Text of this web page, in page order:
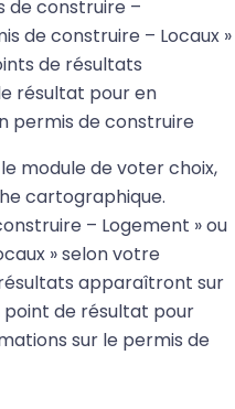
de construire –
de construire – Locaux »
de résultats
résultat pour en
permis de construire
module de voter choix,
cartographique.
– Logement » ou
» selon votre
apparaîtront sur
point de résultat pour
sur le permis de